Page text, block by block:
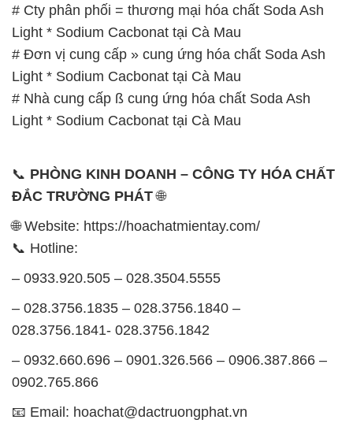
# Cty phân phối = thương mại hóa chất Soda Ash
Light * Sodium Cacbonat tại Cà Mau
# Đơn vị cung cấp » cung ứng hóa chất Soda Ash
Light * Sodium Cacbonat tại Cà Mau
# Nhà cung cấp ß cung ứng hóa chất Soda Ash
Light * Sodium Cacbonat tại Cà Mau
📞 PHÒNG KINH DOANH – CÔNG TY HÓA CHẤT
ĐẮC TRƯỜNG PHÁT🌐
🌐 Website: https://hoachatmientay.com/
📞 Hotline:
– 0933.920.505 – 028.3504.5555
– 028.3756.1835 – 028.3756.1840 –
028.3756.1841- 028.3756.1842
– 0932.660.696 – 0901.326.566 – 0906.387.866 –
0902.765.866
📧 Email: hoachat@dactruongphat.vn